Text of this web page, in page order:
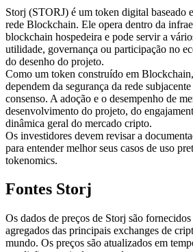
Copiar Trading
Junte-se aos principais traders
Desfrute da partilha de lucros e
Storj (STORJ) é um token digital baseado
rede Blockchain. Ele opera dentro da
blockchain hospedeira e pode servir a
utilidade, governança ou participação no
do desenho do projeto.
Como um token construído em Blockchain,
dependem da segurança da rede
consenso. A adoção e o desempenho de
desenvolvimento do projeto, do
dinâmica geral do mercado cripto.
Os investidores devem revisar a
para entender melhor seus casos de uso
tokenomics.
Fontes Storj
Os dados de preços de Storj são
agregados das principais exchanges de
mundo. Os preços são atualizados em